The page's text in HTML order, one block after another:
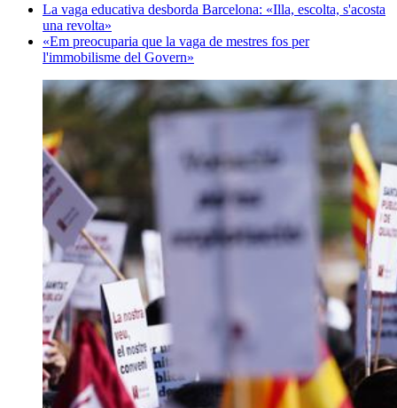
La vaga educativa desborda Barcelona: «Illa, escolta, s'acosta
una revolta»
«Em preocuparia que la vaga de mestres fos per
l'immobilisme del Govern»